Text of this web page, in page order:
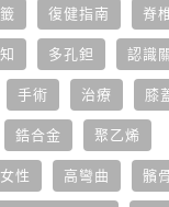
復健指南 脊
多孔鉭 認識
手術 治療 膝
鋯合金 聚乙烯
女性 高彎曲 髕